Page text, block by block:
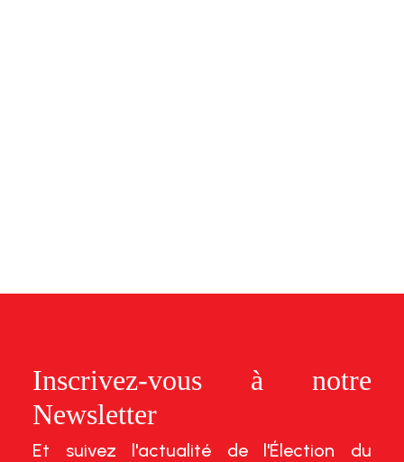
Inscrivez-vous à notre
Newsletter
Et suivez l'actualité de l'Élection du